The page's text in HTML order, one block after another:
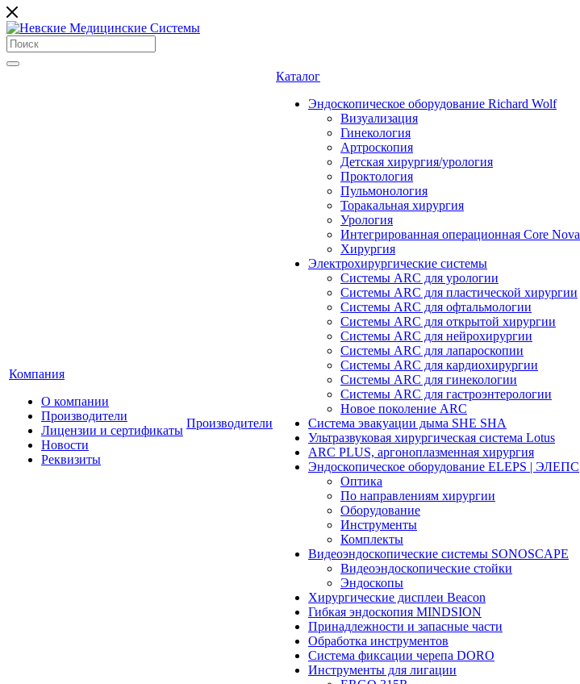
Компания
О компании
Производители
Лицензии и сертификаты
Новости
Реквизиты
Производители
Каталог
Эндоскопическое оборудование Richard Wolf
Визуализация
Гинекология
Артроскопия
Детская хирургия/урология
Проктология
Пульмонология
Торакальная хирургия
Урология
Интегрированная операционная Core Nova
Хирургия
Электрохирургические системы
Системы ARC для урологии
Системы ARC для пластической хирургии
Системы ARC для офтальмологии
Системы ARC для открытой хирургии
Системы ARC для нейрохирургии
Системы ARC для лапароскопии
Системы ARC для кардиохирургии
Системы ARC для гинекологии
Системы ARC для гастроэнтерологии
Новое поколение ARC
Система эвакуации дыма SHE SHA
Ультразвуковая хирургическая система Lotus
ARC PLUS, аргоноплазменная хирургия
Эндоскопическое оборудование ELEPS | ЭЛЕПС
Оптика
По направлениям хирургии
Оборудование
Инструменты
Комплекты
Видеоэндоскопические системы SONOSCAPE
Видеоэндоскопические стойки
Эндоскопы
Хирургические дисплеи Beacon
Гибкая эндоскопия MINDSION
Принадлежности и запасные части
Обработка инструментов
Система фиксации черепа DORO
Инструменты для лигации